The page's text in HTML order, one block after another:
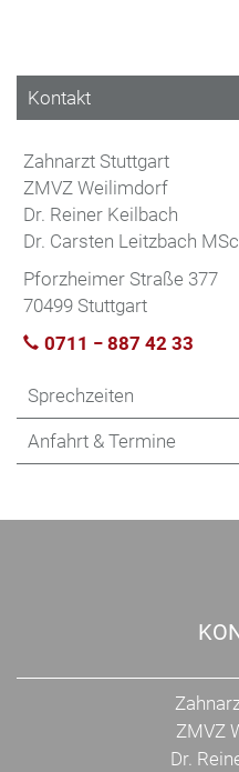
Kontakt
Zahnarzt Stuttgart
ZMVZ Weilimdorf
Dr. Reiner Keilbach
Dr. Carsten Leitzbach
Pforzheimer Straße 377
70499 Stuttgart
0711 − 887 42 33
Sprechzeiten
Anfahrt & Termine
ZMVZ
Dr.